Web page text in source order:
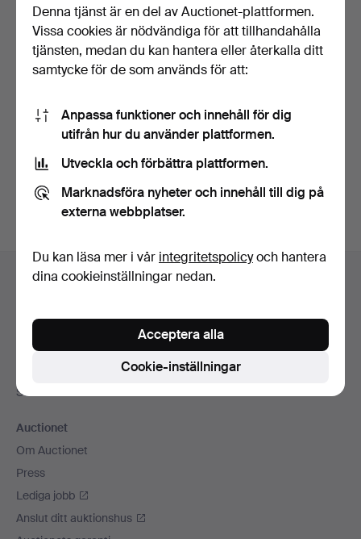
Spegel med märke i
mahogny.
Bevaka sökning
Du kan också söka i vårt arkiv med avslutade auktioner
Sidfotsnavigation
Hjälp och kontakt
Alla auktionshus
Betalningsalternativ
Sociala medier
Auctionet
Om Auctionet
Press
Lediga jobb
Anslut ditt auktionshus
Denna tjänst är en del av Auctionet-plattformen.
Vissa cookies är nödvändiga för att tillhandahålla
tjänsten, medan du kan hantera eller återkalla ditt
samtycke för de som används för att:
Anpassa funktioner och innehåll för dig
utifrån hur du använder plattformen.
Utveckla och förbättra plattformen.
Marknadsföra nyheter och innehåll till dig på
externa webbplatser.
Du kan läsa mer i vår integritetspolicyoch hantera
dina cookieinställningar nedan.
Cookie-inställningar
Acceptera alla